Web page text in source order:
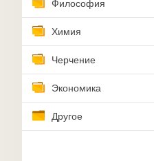
Философия
Химия
Черчение
Экономика
Другое